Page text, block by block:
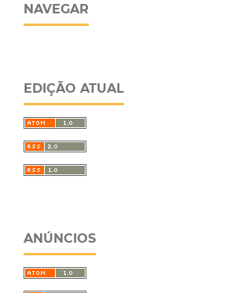
NAVEGAR
EDIÇÃO ATUAL
ANÚNCIOS